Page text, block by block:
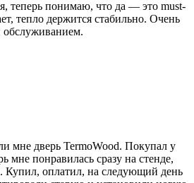
теперь понимаю, что да — это must-
тепло держится стабильно. Очень
обслуживанием.
мне дверь TermoWood. Покупал у
мне понравилась сразу на стенде,
Купил, оплатил, на следующий день